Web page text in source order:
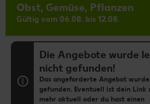
Obst, Gemüse, Pflanzen
Gültig vom 06.08. bis 12.08.
Die Angebote wurde
nicht gefunden!
Das angeforderte Angebot
gefunden. Eventuell ist dein Link
mehr aktuell oder du hast einen